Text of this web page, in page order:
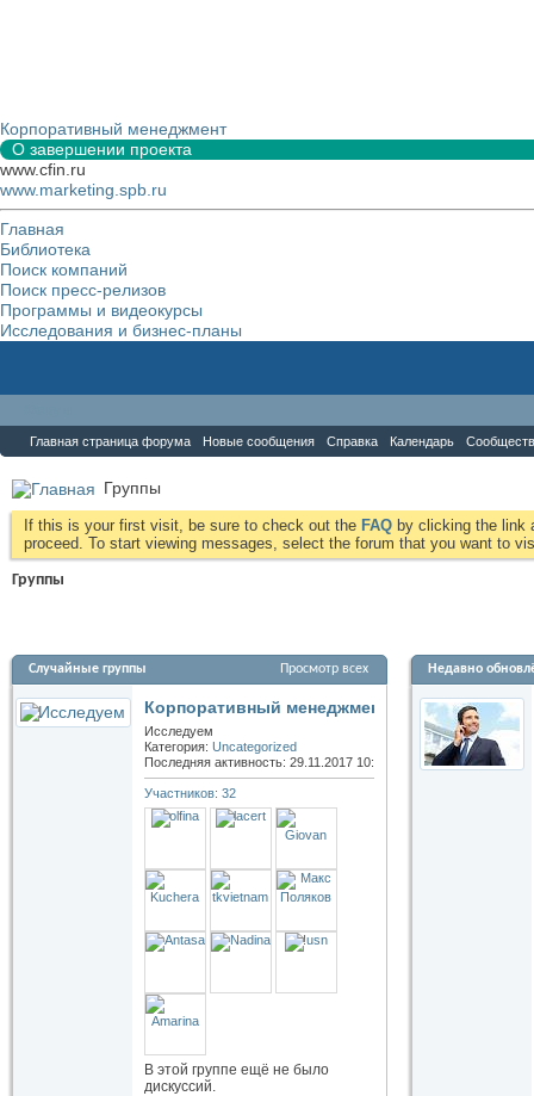
Корпоративный менеджмент
О завершении проекта
www.cfin.ru
www.marketing.spb.ru
Главная
Библиотека
Поиск компаний
Поиск пресс-релизов
Программы и видеокурсы
Исследования и бизнес-планы
Главная страница форума Новые сообщения Справка Календарь
Группы
If this is your first visit, be sure to check out the FAQ by clicking the link
proceed. To start viewing messages, select the forum that you want to
Группы
Просмотр всех
Случайные группы
Корпоративный менеджмент
Исследуем
Категория: Uncategorized
Последняя активность: 29.11.2017 10:19
Участников: 32
В этой группе ещё не было
дискуссий.
Недавно